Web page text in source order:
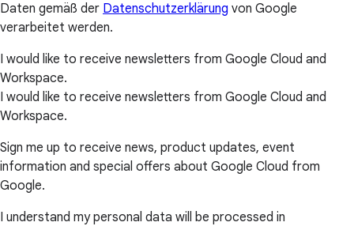
Daten gemäß der Datenschutzerklärung von Google
verarbeitet werden.
I would like to receive newsletters from Google Cloud and
Workspace.
I would like to receive newsletters from Google Cloud and
Workspace.
Sign me up to receive news, product updates, event
information and special offers about Google Cloud from
Google.
I understand my personal data will be processed in